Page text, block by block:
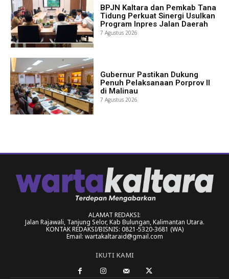
BPJN Kaltara dan Pemkab Tana
Tidung Perkuat Sinergi Usulkan
Program Inpres Jalan Daerah
7 Agustus 2026
Gubernur Pastikan Dukung
Penuh Pelaksanaan Porprov II
di Malinau
7 Agustus 2026
ALAMAT REDAKSI:
Jalan Rajawali, Tanjung Selor, Kab Bulungan, Kalimantan Utara.
KONTAK REDAKSI/BISNIS: 0821-5320-3681 (WA)
Email: wartakaltaraid@gmail.com
IKUTI KAMI